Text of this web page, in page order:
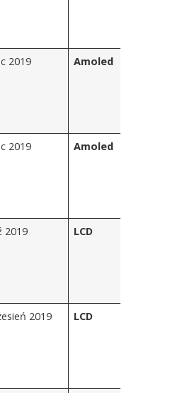
2019 Amoled
2019 Amoled
2019 LCD
2019 LCD